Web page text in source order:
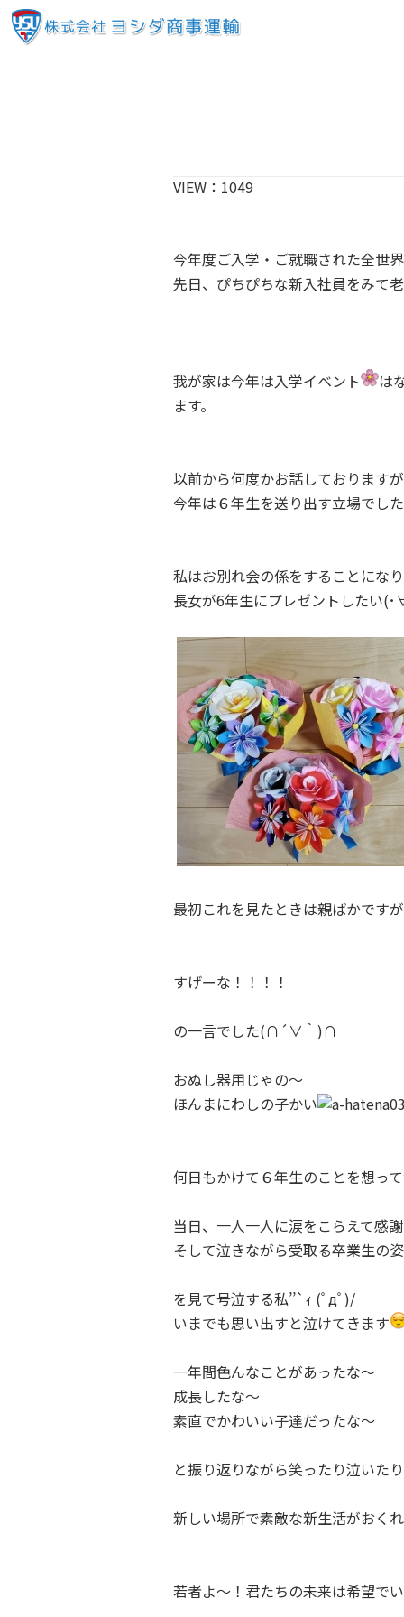
VIEW： 1049
今年度ご入学・ご就職された全世
先日、ぴちぴちな新入社員をみて
我が家は今年は入学イベント
は
ます。
以前から何度かお話しております
今年は６年生を送り出す立場でし
私はお別れ会の係をすることにな
長女が6年生にプレゼントしたい
最初これを見たときは親ばかです
すげーな！！！！
の一言でした(∩´∀｀)∩
おぬし器用じゃの～
ほんまにわしの子かい
何日もかけて６年生のことを想っ
当日、一人一人に涙をこらえて感
そして泣きながら受取る卒業生の
を見て号泣する私’’`ｨ (ﾟдﾟ)/
いまでも思い出すと泣けてきます
一年間色んなことがあったな～
成長したな～
素直でかわいい子達だったな～
と振り返りながら笑ったり泣いたり
新しい場所で素敵な新生活がおく
若者よ～！君たちの未来は希望で